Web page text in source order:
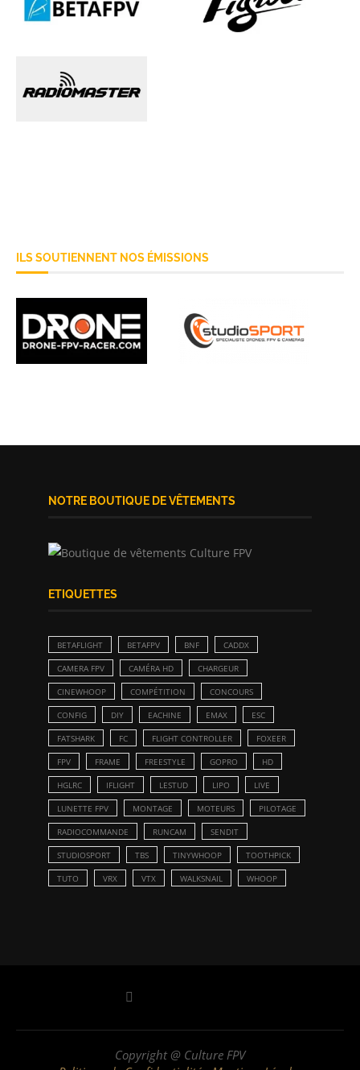
ILS SOUTIENNENT NOS ÉMISSIONS
NOTRE BOUTIQUE DE VÊTEMENTS
ETIQUETTES
BETAFLIGHT BETAFPV BNF CADDX
CAMERA FPV CAMÉRA HD CHARGEUR
CINEWHOOP COMPÉTITION CONCOURS
CONFIG DIY EACHINE EMAX ESC
FATSHARK FC FLIGHT CONTROLLER FOXEER
FPV FRAME FREESTYLE GOPRO HD
HGLRC IFLIGHT LESTUD LIPO LIVE
LUNETTE FPV MONTAGE MOTEURS PILOTAGE
RADIOCOMMANDE RUNCAM SENDIT
STUDIOSPORT TBS TINYWHOOP TOOTHPICK
TUTO VRX VTX WALKSNAIL WHOOP
Copyright @ Culture FPV